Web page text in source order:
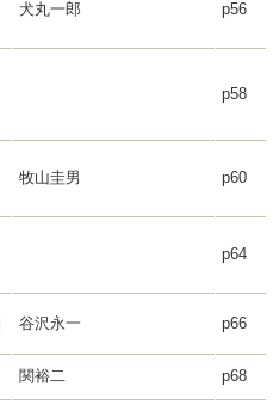
犬丸一郎 p56
p58
牧山圭男 p60
p64
谷沢永一 p66
関裕二 p68